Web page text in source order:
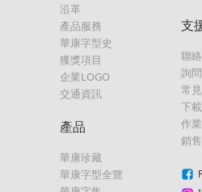
沿革
產品服務
華康字型史
獲獎項目
企業LOGO
交通資訊
產品
華康珍藏
華康字型全覽
支
聯
詢
常
下
作
銷